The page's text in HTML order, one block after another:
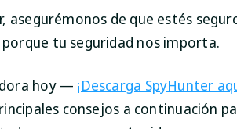
asegurémonos de que estés
tu seguridad nos importa.
hoy — ¡Descarga SpyHunter
consejos a continuación